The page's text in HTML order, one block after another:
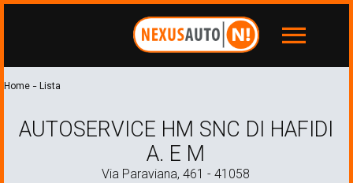
menu
Home - Lista
AUTOSERVICE HM SNC DI HAFIDI
A. E M
Via Paraviana, 461 - 41058